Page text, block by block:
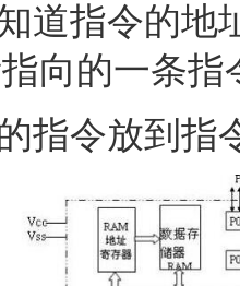
道指令的地
向的一条指
指令放到指